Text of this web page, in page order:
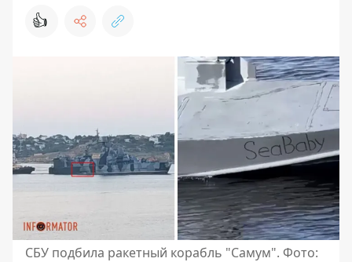
👍
СБУ подбила ракетный корабль "Самум". Фото: